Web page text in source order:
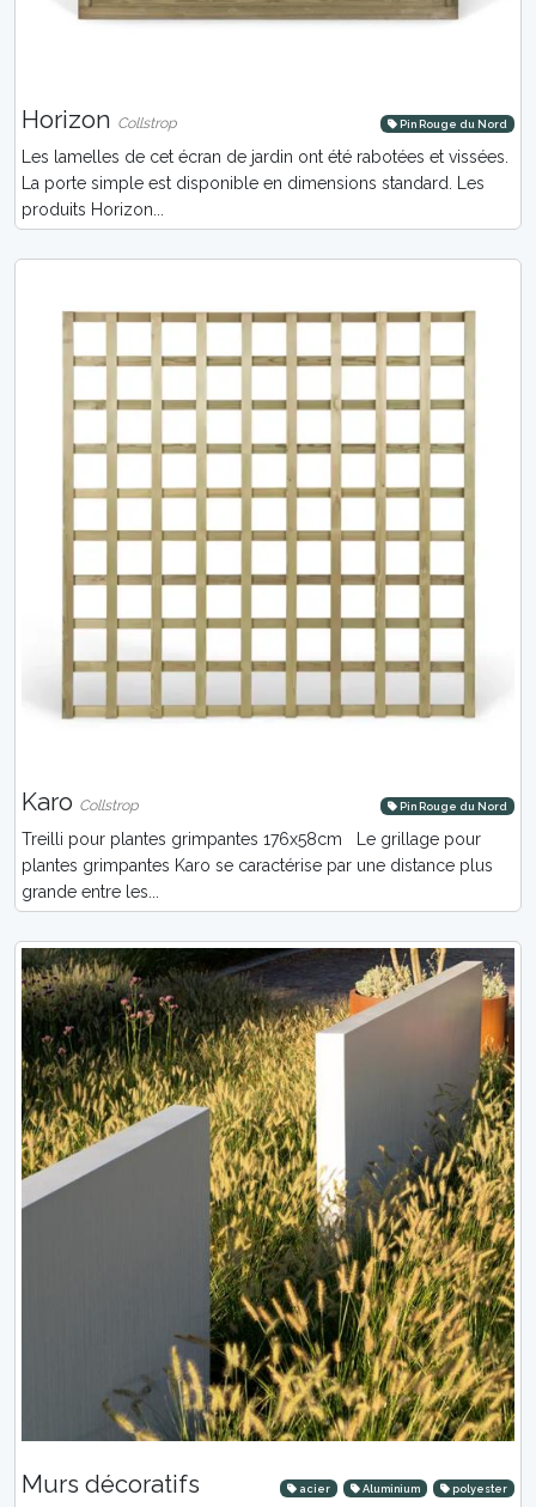
Horizon Collstrop Pin Rouge du Nord
Les lamelles de cet écran de jardin ont été rabotées et vissées.
La porte simple est disponible en dimensions standard. Les
produits Horizon...
Karo Collstrop Pin Rouge du Nord
Treilli pour plantes grimpantes 176x58cm Le grillage pour
plantes grimpantes Karo se caractérise par une distance plus
grande entre les...
Murs décoratifs acier Aluminium polyester